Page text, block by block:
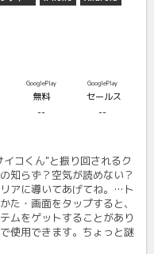
GooglePlay
無料
--
GooglePlay
セールス
--
コくん"と振り回されるク
知らず？空気が読めない？
アに導いてあげてね。…ト
・画面をタップすると、
ムをゲットすることがあり
使用できます。ちょっと謎